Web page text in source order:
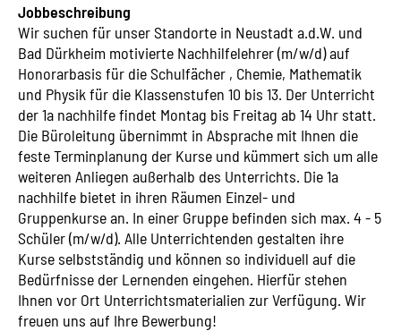
Jobbeschreibung
Wir suchen für unser Standorte in Neustadt a.d.W. und
Bad Dürkheim motivierte Nachhilfelehrer (m/w/d) auf
Honorarbasis für die Schulfächer , Chemie, Mathematik
und Physik für die Klassenstufen 10 bis 13. Der Unterricht
der 1a nachhilfe findet Montag bis Freitag ab 14 Uhr statt.
Die Büroleitung übernimmt in Absprache mit Ihnen die
feste Terminplanung der Kurse und kümmert sich um alle
weiteren Anliegen außerhalb des Unterrichts. Die 1a
nachhilfe bietet in ihren Räumen Einzel- und
Gruppenkurse an. In einer Gruppe befinden sich max. 4 - 5
Schüler (m/w/d). Alle Unterrichtenden gestalten ihre
Kurse selbstständig und können so individuell auf die
Bedürfnisse der Lernenden eingehen. Hierfür stehen
Ihnen vor Ort Unterrichtsmaterialien zur Verfügung. Wir
freuen uns auf Ihre Bewerbung!